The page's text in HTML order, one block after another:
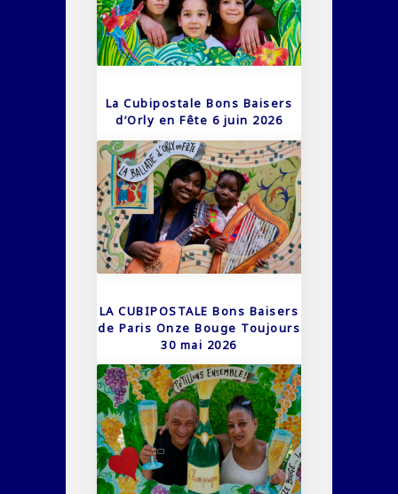
La Cubipostale Bons Baisers
d’Orly en Fête 6 juin 2026
LA CUBIPOSTALE Bons Baisers
de Paris Onze Bouge Toujours
30 mai 2026